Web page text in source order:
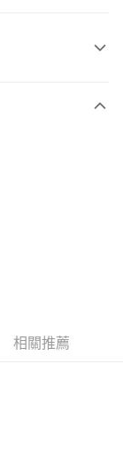
相關推薦